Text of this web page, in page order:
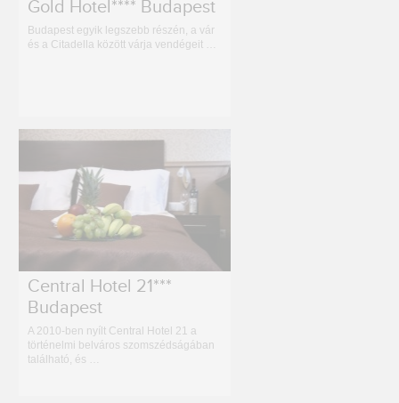
Gold Hotel**** Budapest
Budapest egyik legszebb részén, a vár
és a Citadella között várja vendégeit …
Central Hotel 21***
Budapest
A 2010-ben nyílt Central Hotel 21 a
történelmi belváros szomszédságában
található, és …